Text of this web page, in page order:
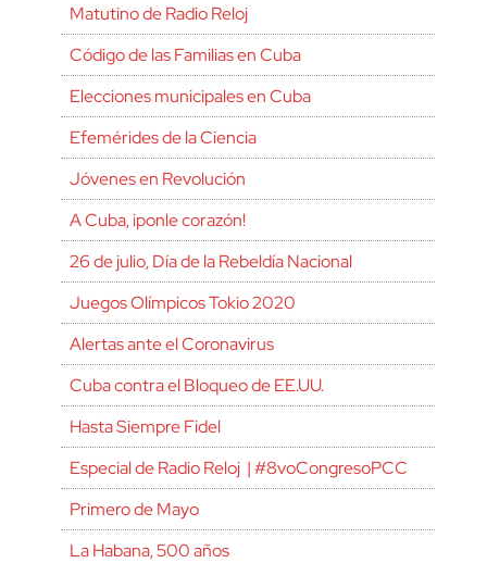
Matutino de Radio Reloj
Código de las Familias en Cuba
Elecciones municipales en Cuba
Efemérides de la Ciencia
Jóvenes en Revolución
A Cuba, ¡ponle corazón!
26 de julio, Día de la Rebeldía Nacional
Juegos Olímpicos Tokio 2020
Alertas ante el Coronavirus
Cuba contra el Bloqueo de EE.UU.
Hasta Siempre Fidel
Especial de Radio Reloj | #8voCongresoPCC
Primero de Mayo
La Habana, 500 años